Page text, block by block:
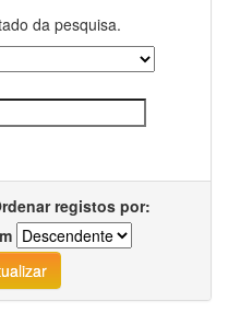
da pesquisa.
registos por: